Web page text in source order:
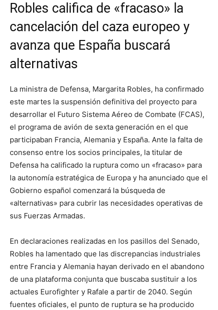
Robles califica de «fracaso» la
cancelación del caza europeo y
avanza que España buscará
alternativas
La ministra de Defensa, Margarita Robles, ha confirmado
este martes la suspensión definitiva del proyecto para
desarrollar el Futuro Sistema Aéreo de Combate (FCAS),
el programa de avión de sexta generación en el que
participaban Francia, Alemania y España. Ante la falta de
consenso entre los socios principales, la titular de
Defensa ha calificado la ruptura como un «fracaso» para
la autonomía estratégica de Europa y ha anunciado que el
Gobierno español comenzará la búsqueda de
«alternativas» para cubrir las necesidades operativas de
sus Fuerzas Armadas.
En declaraciones realizadas en los pasillos del Senado,
Robles ha lamentado que las discrepancias industriales
entre Francia y Alemania hayan derivado en el abandono
de una plataforma conjunta que buscaba sustituir a los
actuales Eurofighter y Rafale a partir de 2040. Según
fuentes oficiales, el punto de ruptura se ha producido